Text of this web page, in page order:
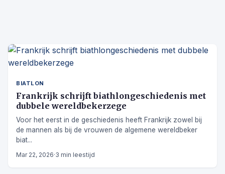
BIATLON
Frankrijk schrijft biathlongeschiedenis met
dubbele wereldbekerzege
Voor het eerst in de geschiedenis heeft Frankrijk zowel bij
de mannen als bij de vrouwen de algemene wereldbeker
biat...
Mar 22, 2026·3 min leestijd